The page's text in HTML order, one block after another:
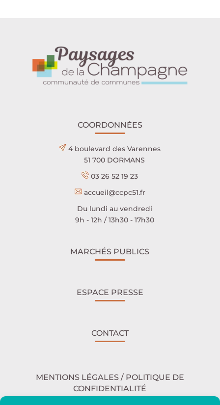
COORDONNÉES
4 boulevard des Varennes
51 700 DORMANS
03 26 52 19 23
accueil@ccpc51.fr
Du lundi au vendredi
9h - 12h / 13h30 - 17h30
MARCHÉS PUBLICS
ESPACE PRESSE
CONTACT
MENTIONS LÉGALES / POLITIQUE DE
CONFIDENTIALITÉ